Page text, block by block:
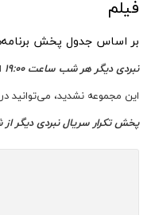
فیلم
بر اساس جدول پخش
نبردی دیگر هر شب ساعت19:00
این مجموعه نشدید، می‌توانید در
پخش تکرار سریال نبردی دیگر